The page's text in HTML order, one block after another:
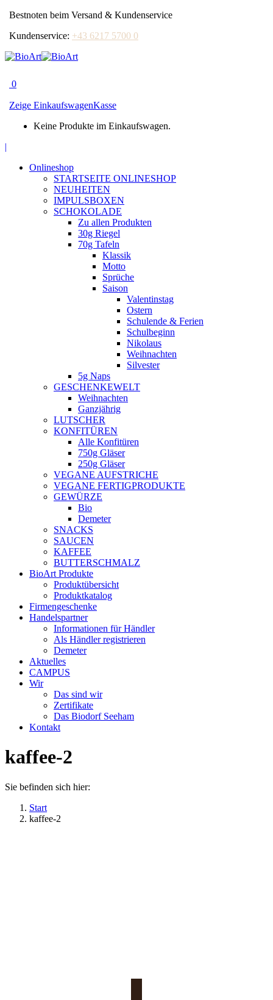
Bestnoten beim Versand & Kundenservice
Kundenservice: +43 6217 5700 0
0
Zeige EinkaufswagenKasse
Keine Produkte im Einkaufswagen.
opens
|
Onlineshop
STARTSEITE ONLINESHOP
NEUHEITEN
IMPULSBOXEN
SCHOKOLADE
Zu allen Produkten
30g Riegel
70g Tafeln
Klassik
Motto
Sprüche
Saison
Valentinstag
Ostern
Schulende & Ferien
Schulbeginn
Nikolaus
Weihnachten
Silvester
5g Naps
GESCHENKEWELT
Weihnachten
Ganzjährig
LUTSCHER
KONFITÜREN
Alle Konfitüren
750g Gläser
250g Gläser
VEGANE AUFSTRICHE
VEGANE FERTIGPRODUKTE
GEWÜRZE
Bio
Demeter
SNACKS
SAUCEN
KAFFEE
BUTTERSCHMALZ
BioArt Produkte
Produktübersicht
Produktkatalog
Firmengeschenke
Handelspartner
Informationen für Händler
Als Händler registrieren
Demeter
Aktuelles
CAMPUS
Wir
Das sind wir
Zertifikate
Das Biodorf Seeham
Kontakt
kaffee-2
Sie befinden sich hier:
Start
kaffee-2